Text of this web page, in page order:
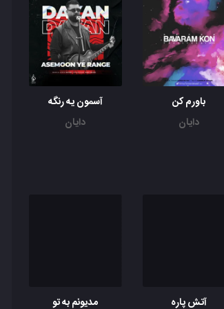
باورم کن
دایان
آسمون یه رنگه
دایان
آتش پاره مدیونم به تو